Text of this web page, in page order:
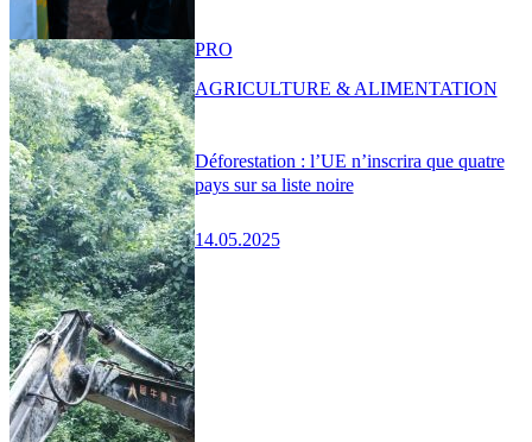
Déforestation : l’UE n’inscrira que quatre
pays sur sa liste noire
14.05.2025
PRO
AGRICULTURE & ALIMENTATION